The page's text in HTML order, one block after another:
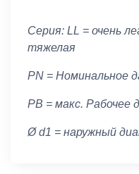
Серия: LL = очень
тяжелая
PN = Номинальное
PB = макс. Рабочее
Ø d1 = наружный